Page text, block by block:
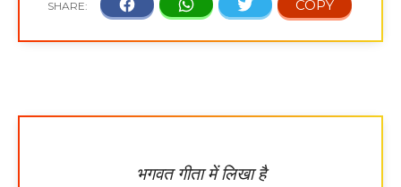
भगवत गीता में लिखा है